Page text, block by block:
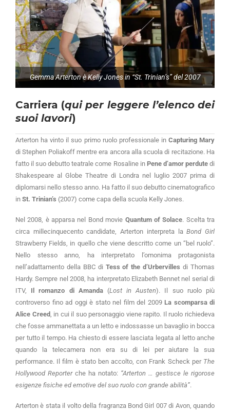
Gemma Arterton è Kelly Jones in “St. Trinian’s” del 2007
Carriera (qui per leggere l’elenco dei
suoi lavori)
Arterton ha vinto il suo primo ruolo professionale in Capturing Mary
di Stephen Poliakoff mentre era ancora alla scuola di recitazione. Ha
fatto il suo debutto teatrale come Rosaline in Pene d’amor perdutedi
Shakespeare al Globe Theatre di Londra nel luglio 2007 prima di
diplomarsi nello stesso anno. Ha fatto il suo debutto cinematografico
in St. Trinian’s (2007) come capa della scuola Kelly Jones.
Nel 2008, è apparsa nel Bond movie Quantum of Solace. Scelta tra
circa millecinquecento candidate, Arterton interpreta laBond Girl
Strawberry Fields, in quello che viene descritto come un “bel ruolo”.
Nello stesso anno, ha interpretato l’omonima protagonista
nell’adattamento della BBC di Tess of the d’Urbervilles di Thomas
Hardy. Sempre nel 2008, ha interpretato Elizabeth Bennet nel serial di
ITV,
Il romanzo di Amanda(Lost in Austen). Il suo ruolo più
controverso fino ad oggi è stato nel film del 2009 La scomparsa di
Alice Creed , in cui il suo personaggio viene rapito. Il ruolo richiedeva
che fosse ammanettata a un letto e indossasse un bavaglio in bocca
per tutto il tempo. Ha chiesto di essere lasciata legata al letto anche
quando la telecamera non era su di lei per aiutare la sua
performance. Il film è stato ben accolto, con Frank Scheck per The
Hollywood Reporterche ha notato: “Arterton … gestisce le rigorose
esigenze fisiche ed emotive del suo ruolo con grande abilità”.
Arterton è stata il volto della fragranza Bond Girl 007 di Avon, quando